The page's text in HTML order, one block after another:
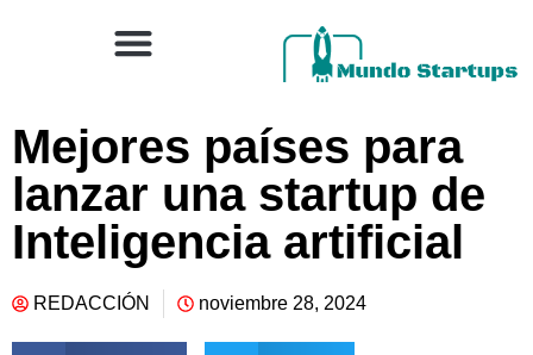
Mejores países para
lanzar una startup de
Inteligencia artificial
REDACCIÓN noviembre 28, 2024